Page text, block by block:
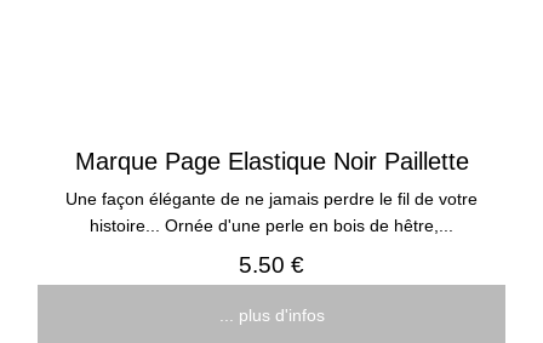
Marque Page Elastique Noir Paillette
Une façon élégante de ne jamais perdre le fil de votre
histoire... Ornée d'une perle en bois de hêtre,...
5.50 €
... plus d'infos